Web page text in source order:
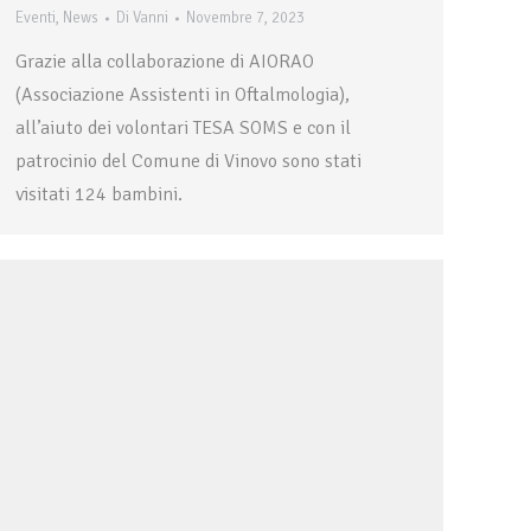
Eventi, News Di Vanni Novembre 7, 2023
Grazie alla collaborazione di AIORAO
(Associazione Assistenti in Oftalmologia),
all’aiuto dei volontari TESA SOMS e con il
patrocinio del Comune di Vinovo sono stati
visitati 124 bambini.